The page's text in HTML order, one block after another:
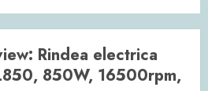
Rindea electrica
850W, 16500rpm,